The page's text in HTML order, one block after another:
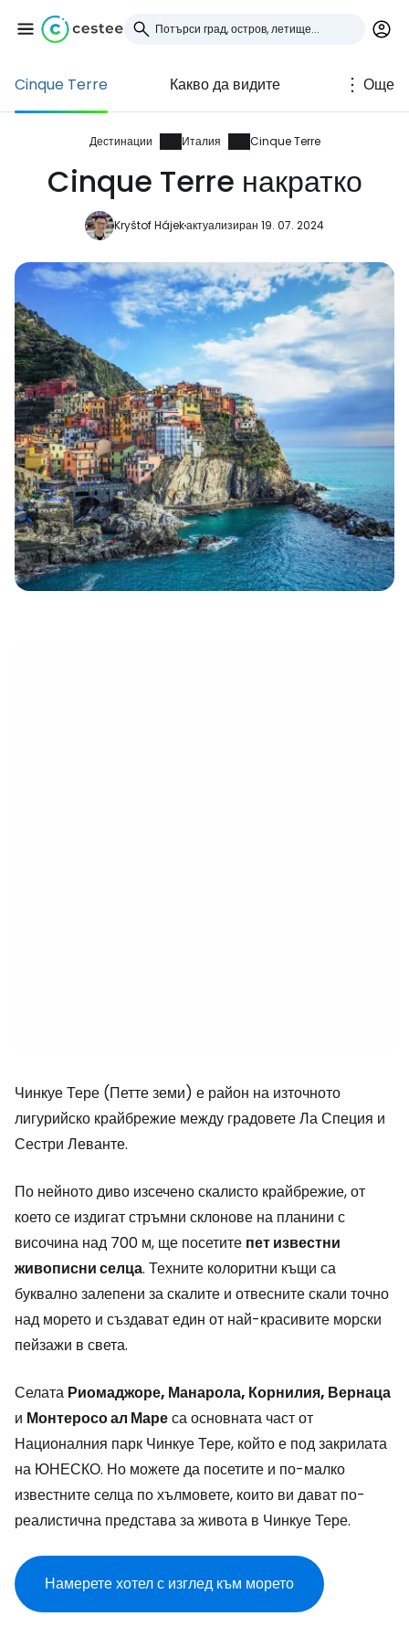
Cinque Terre Какво да видите Още
Дестинации Италия Cinque Terre
Cinque Terre накратко
Kryštof Hájekактуализиран 19. 07. 2024
Чинкуе Тере (Петте земи) е район на източното
лигурийско крайбрежие между градовете Ла Специя и
Сестри Леванте.
По нейното диво изсечено скалисто крайбрежие, от
което се издигат стръмни склонове на планини с
височина над 700 м, ще посетите пет известни
живописни селца. Техните колоритни къщи са
буквално залепени за скалите и отвесните скали точно
над морето и създават един от най-красивите морски
пейзажи в света.
Селата Риомаджоре, Манарола, Корнилия, Вернаца
и Монтеросо ал Мареса основната част от
Националния парк Чинкуе Тере, който е под закрилата
на ЮНЕСКО. Но можете да посетите и по-малко
известните селца по хълмовете, които ви дават по-
реалистична представа за живота в Чинкуе Тере.
Намерете хотел с изглед към морето
Влезте в Cestee
... световната общност на туристите
Продължете с Google
Продължете с Facebook
Продължете с имейл